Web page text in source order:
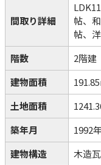
間取り詳細
帖、
帖、
階数
2階建
建物面積
土地面積
築年月
1992
建物構造
木造